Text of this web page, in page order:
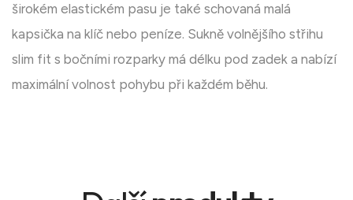
širokém elastickém pasu je také schovaná malá
kapsička na klíč nebo peníze. Sukně volnějšího střihu
slim fit s bočními rozparky má délku pod zadek a nabízí
maximální volnost pohybu při každém běhu.